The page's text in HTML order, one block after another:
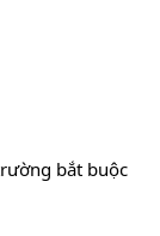
bắt buộc